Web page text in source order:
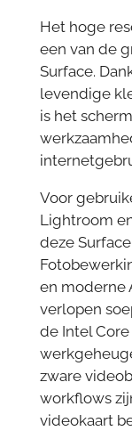
Het hoge
een van de
Surface.
levendige
is het
Voor
Lightroom
deze
en moderne
verlopen
de Intel Core
zware
workflows
videokaart